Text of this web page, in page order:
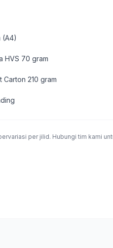
(A4)
HVS 70 gram
Carton 210 gram
per jilid. Hubungi tim kami